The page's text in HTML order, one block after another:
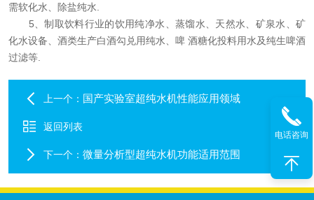
需软化水、除盐纯水.
5、制取饮料行业的饮用纯净水、蒸馏水、天然水、矿泉水、矿
化水设备、酒类生产白酒勾兑用纯水、啤 酒糖化投料用水及纯生啤酒
过滤等.
上一个： 国产实验室超纯水机性能应用领域
返回列表
下一个： 微量分析型超纯水机功能适用范围
电话咨询